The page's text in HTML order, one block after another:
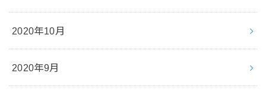
2020年10月
2020年9月